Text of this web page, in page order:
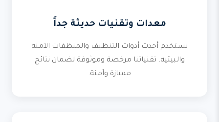
معدات وتقنيات حديثة جداً
نستخدم أحدث أدوات التنظيف والمنظفات الآمنة
والبيئية. تقنياتنا مرخصة وموثوقة لضمان نتائج
ممتازة وآمنة.